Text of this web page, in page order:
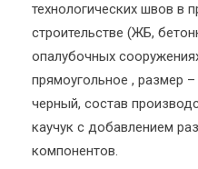
технологических швов в
строительстве (ЖБ,
опалубочных
прямоугольное , размер
черный, состав
каучук с добавлением
компонентов.